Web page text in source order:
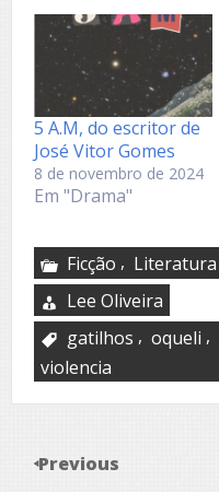
5 A.M, do escritor de
José Vitor Gomes
8 de novembro de 2024
Em "Drama"
Ficção , Literatura
Lee Oliveira
gatilhos , oqueli ,
violencia
Previous